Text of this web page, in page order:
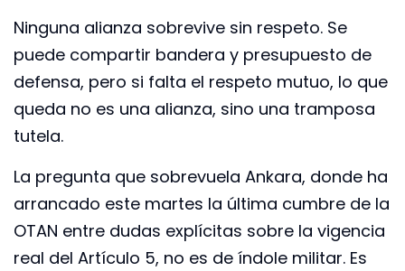
Ninguna alianza sobrevive sin respeto. Se
puede compartir bandera y presupuesto de
defensa, pero si falta el respeto mutuo, lo que
queda no es una alianza, sino una tramposa
tutela.
La pregunta que sobrevuela Ankara, donde ha
arrancado este martes la última cumbre de la
OTAN entre dudas explícitas sobre la vigencia
real del Artículo 5, no es de índole militar. Es